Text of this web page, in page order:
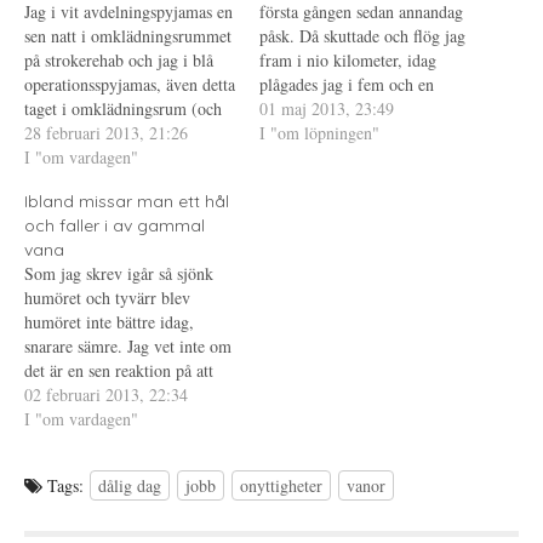
Ö
p
p
n
a
s
i
e
t
n
y
t
f
ö
n
t
e
r
)
t
t
n
y
t
f
ö
n
s
t
e
)
e
s
t
(
Ö
p
p
n
a
s
t
n
y
t
f
ö
n
s
t
e
r
)
Jag i vit avdelningspyjamas en
sen natt i omklädningsrummet
på strokerehab och jag i blå
operationsspyjamas, även detta
taget i omklädningsrum (och
ja, jag ser ut som en mupp!).
:) Varför
att kunna besvara den frågan
måste jag först besvara frågan:
Varför sjuksköterska? Ja,
varför. När man läser…
28 februari 2013, 21:26
I "om vardagen"
första gången sedan annandag
påsk. Då skuttade och flög jag
fram i nio kilometer, idag
plågades jag i fem och en
halv. Jag sprang inte hela
vägen heller, hade för mycket
01 maj 2013, 23:49
I "om löpningen"
Ibland missar man ett hål
och faller i av gammal
vana
Som jag skrev igår så sjönk
humöret och tyvärr blev
humöret inte bättre idag,
snarare sämre. Jag vet inte om
det är en sen reaktion på att
pappa dog eller om det beror
på annat. Jag var på en kurs
kurs som innebar en 22-
timmars…
02 februari 2013, 22:34
I "om vardagen"
Tags: dålig dag jobb onyttigheter vanor